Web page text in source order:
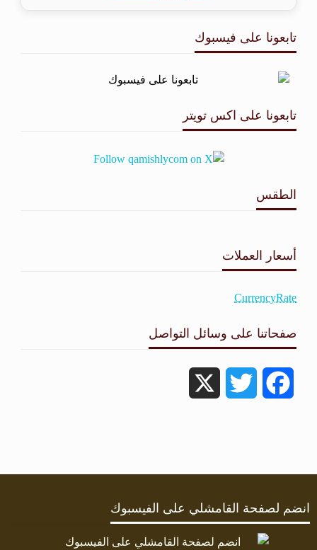
تابعونا على فيسبوك
تابعونا على اكس تويتر
الطقس
أسعار العملات
CurrencyRate
صفحاتنا على وسائل التواصل
Facebook
Twitter
انضم لصفحة القامشلي على الفيسبوك